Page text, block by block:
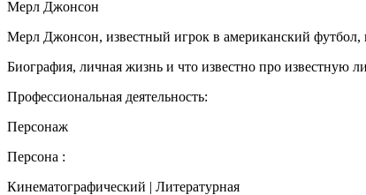
Мерл Джонсон
Мерл Джонсон, известный игрок в американский
Биография, личная жизнь и что известно про известную
Профессиональная деятельность:
Персонаж
Персона :
Кинематографический | Литературная